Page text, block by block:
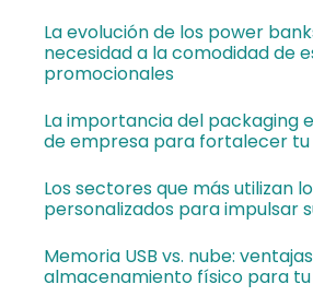
La evolución de los power
necesidad a la comodidad de
promocionales
La importancia del packaging
de empresa para fortalecer
Los sectores que más utilizan
personalizados para impulsar
Memoria USB vs. nube:
almacenamiento físico para